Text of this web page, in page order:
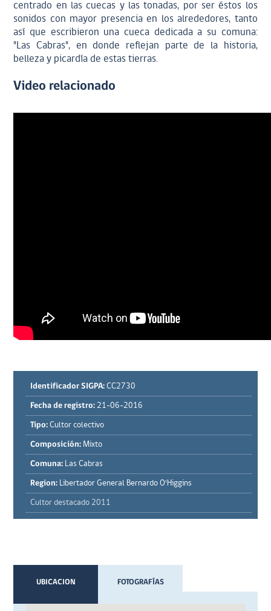
centrado en las cuecas y las tonadas, por ser éstos los
sonidos con mayor presencia en los alrededores, tanto
así que escribieron una cueca dedicada a su comuna:
"Las Cabras", en donde reflejan parte de la historia,
belleza y picardía de estas tierras.
Video relacionado
Identificador SIGPA: CC2730
Fecha de registro: 21-06-2016
Tipo: Cultor colectivo
Composición: Mixto
Comuna: Las Cabras
Region: Libertador General Bernardo O'Higgins
Cultor destacado 2011
UBICACION FOTOGRAFÍAS